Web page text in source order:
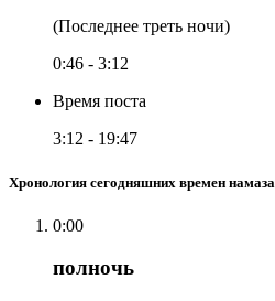
(Последнее треть ночи)
0:46 - 3:12
Время поста
3:12 - 19:47
Хронология сегодняшних времен намаза
0:00
полночь